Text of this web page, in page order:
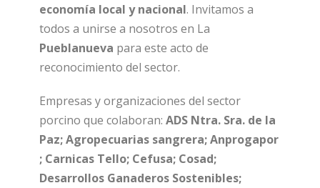
economía local y nacional. Invitamos a
todos a unirse a nosotros en La
Pueblanueva para este acto de
reconocimiento del sector.
Empresas y organizaciones del sector
porcino que colaboran: ADS Ntra. Sra. de la
Paz; Agropecuarias sangrera; Anprogapor
; Carnicas Tello; Cefusa; Cosad;
Desarrollos Ganaderos Sostenibles;